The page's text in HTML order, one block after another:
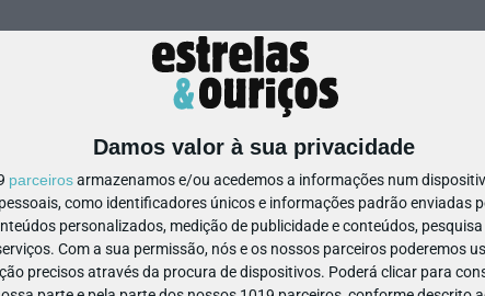
Damos valor à sua privacidade
parceirosarmazenamos e/ou acedemos a informações num
como identificadores únicos e informações padrão enviadas
personalizados, medição de publicidade e conteúdos,
Com a sua permissão, nós e os nossos parceiros poderemos
precisos através da procura de dispositivos. Poderá clicar para
sem lactose e sem refinados — e ainda com muitas
é simples: que todas as crianças possam festejar,
gulosos!
e inclusivos
e adequado a todas as necessidades alimentares…